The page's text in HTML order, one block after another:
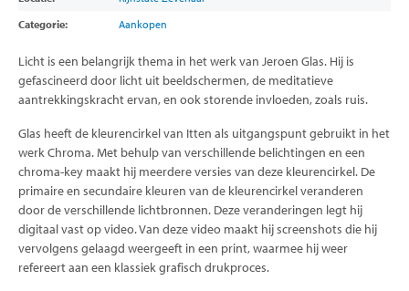
Categorie:
Aankopen
Licht is een belangrijk thema in het werk van Jeroen Glas. Hij is
gefascineerd door licht uit beeldschermen, de meditatieve
aantrekkingskracht ervan, en ook storende invloeden, zoals ruis.
Glas heeft de kleurencirkel van Itten als uitgangspunt gebruikt in het
werk Chroma. Met behulp van verschillende belichtingen en een
chroma-key maakt hij meerdere versies van deze kleurencirkel. De
primaire en secundaire kleuren van de kleurencirkel veranderen
door de verschillende lichtbronnen. Deze veranderingen legt hij
digitaal vast op video. Van deze video maakt hij screenshots die hij
vervolgens gelaagd weergeeft in een print, waarmee hij weer
refereert aan een klassiek grafisch drukproces.